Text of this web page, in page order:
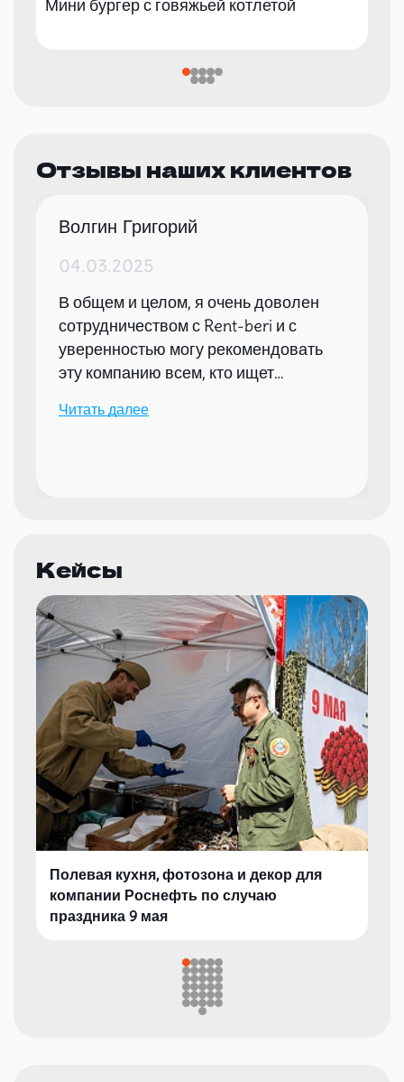
Мини бургер с говяжьей котлетой
Отзывы наших клиентов
Волгин Григорий
04.03.2025
В общем и целом, я очень доволен
сотрудничеством с Rent-beri и с
уверенностью могу рекомендовать
эту компанию всем, кто ищет
мероприятий.
Читать далее
Кейсы
Полевая кухня, фотозона и декор для
компании Роснефть по случаю
праздника 9 мая